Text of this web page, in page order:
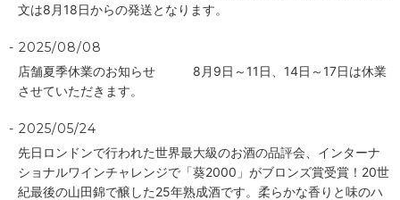
文は8月18日からの発送となります。
2025/08/08
店舗夏季休業のお知らせ 8月9日～11日、14日～17日は休業
させていただきます。
2025/05/24
先日ロンドンで行われた世界最大級のお酒の品評会、インターナ
ショナルワインチャレンジで「葵2000」がブロンズ賞受賞！20世
紀最後の山田錦で醸した25年熟成酒です。柔らかな香りと味のハ